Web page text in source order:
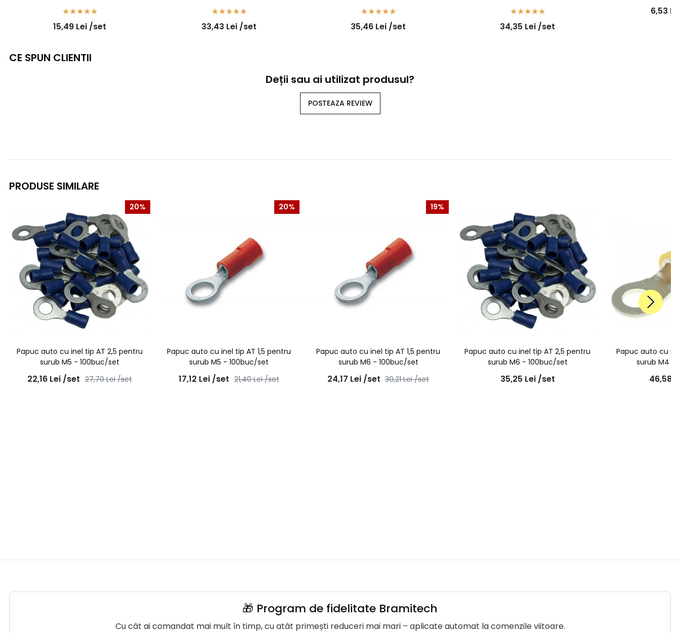
15,49 Lei /set 33,43 Lei /set 35,46 Lei /set 34,35 Lei /set
6,53
CE SPUN CLIENTII
Deții sau ai utilizat produsul?
POSTEAZA REVIEW
PRODUSE SIMILARE
20%
Papuc auto cu inel tip AT 2,5 pentru
surub M5 - 100buc/set
22,16 Lei /set 27,70Lei /set
20%
Papuc auto cu inel tip AT 1,5 pentru
surub M5 - 100buc/set
17,12 Lei /set 21,40Lei /set
19%
Papuc auto cu inel tip AT 1,5 pentru
surub M6 - 100buc/set
24,17 Lei /set 30,21Lei /set
Papuc auto cu inel tip AT 2,5 pentru
surub M6 - 100buc/set
35,25 Lei /set
Papuc auto cu
surub M4 -
46,58
🎁 Program de fidelitate Bramitech
Cu cât ai comandat mai mult în timp, cu atât primești reduceri mai mari – aplicate automat la comenzile viitoare.